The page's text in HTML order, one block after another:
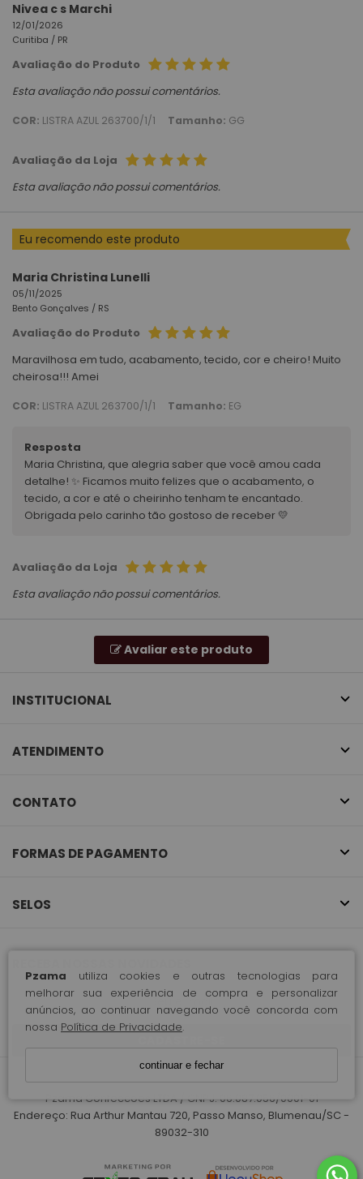
Pzama utiliza cookies e outras tecnologias para
melhorar sua experiência de compra e personalizar
anúncios, ao continuar navegando você concorda com
nossa Política de Privacidade.
continuar e fechar
Nivea c s Marchi
12/01/2026
Curitiba / PR
Avaliação do Produto
Esta avaliação não possui comentários.
COR: LISTRA AZUL 263700/1/1 Tamanho: GG
Avaliação da Loja
Esta avaliação não possui comentários.
Eu recomendo este produto
Maria Christina Lunelli
05/11/2025
Bento Gonçalves / RS
Avaliação do Produto
Maravilhosa em tudo, acabamento, tecido, cor e cheiro! Muito
cheirosa!!! Amei
COR: LISTRA AZUL 263700/1/1 Tamanho: EG
Resposta
Maria Christina, que alegria saber que você amou cada
detalhe! ✨ Ficamos muito felizes que o acabamento, o
tecido, a cor e até o cheirinho tenham te encantado.
Obrigada pelo carinho tão gostoso de receber 💛
Avaliação da Loja
Esta avaliação não possui comentários.
Avaliar este produto
INSTITUCIONAL
ATENDIMENTO
CONTATO
FORMAS DE PAGAMENTO
SELOS
Pzama Confeccoes LTDA / CNPJ: 06.087.056/0001-01
Endereço: Rua Arthur Mantau 720, Passo Manso, Blumenau/SC -
89032-310